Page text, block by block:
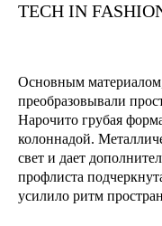
TECH IN
Основным
преобразовывали
Нарочито грубая
колоннадой.
свет и дает
профлиста
усилило ритм